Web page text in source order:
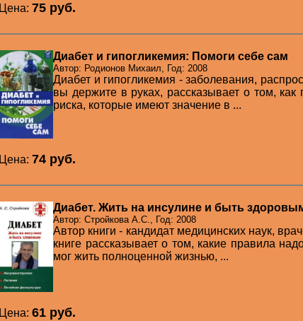
Цена: 75 pуб.
Диабет и гипогликемия: Помоги себе сам
Автор: Родионов Михаил, Год: 2008
Диабет и гипогликемия - заболевания,
вы держите в руках, рассказывает о том,
риска, которые имеют значение в ...
Цена: 74 pуб.
Диабет. Жить на инсулине и быть
Автор: Стройкова А.С., Год: 2008
Автор книги - кандидат медицинских наук,
книге рассказывает о том, какие правила
мог жить полноценной жизнью, ...
Цена: 61 pуб.